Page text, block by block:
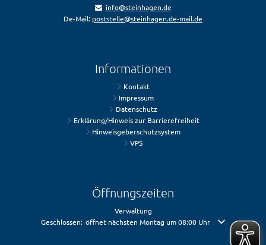
info@steinhagen.de
De-Mail: poststelle@steinhagen.de-mail.de
Informationen
Kontakt
Impressum
Datenschutz
Erklärung/Hinweis zur Barrierefreiheit
Hinweisgeberschutzsystem
VPS
Öffnungszeiten
Verwaltung
Klicken, um weitere Öffnungs- oder Schließzeiten auszublenden
Geschlossen: öffnet nächsten Montag um 08:00 Uhr